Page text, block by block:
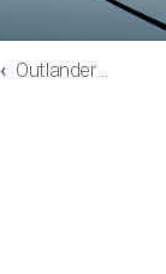
Outlander Club